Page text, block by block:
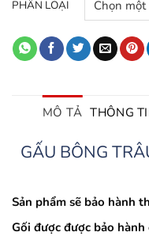
PHÂN LOẠI
MÔ TẢ THÔNG
GẤU BÔNG
Sản phẩm sẽ bảo hành
Gối được được bảo